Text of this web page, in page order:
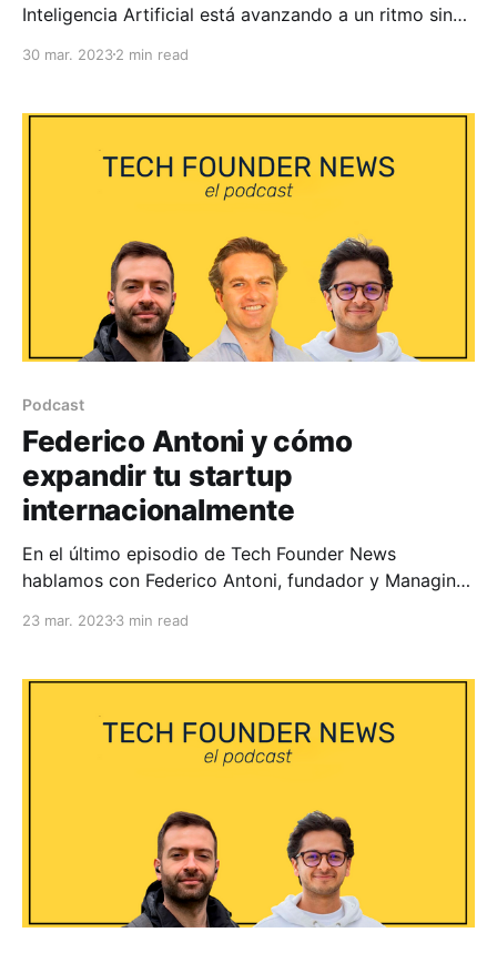
Inteligencia Artificial está avanzando a un ritmo sin
hablamos sobre los últimos acontecimientos en este
fundadores y la humanidad. Capítulos * 01:20 GPT-4
* 03:48 Destellos de Inteligencia Artificial
30 mar. 20232 min read
Podcast
Federico Antoni y cómo
expandir tu startup
internacionalmente
En el último episodio de Tech Founder News
hablamos con Federico Antoni, fundador y Managing
etapa temprana más reconocidos de Latinoamérica.
Fintual, Súper, Nuvocargo, Mendel y muchas otras
23 mar. 20233 min read